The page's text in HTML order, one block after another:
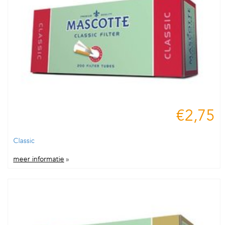
€2,75
Classic
meer informatie »